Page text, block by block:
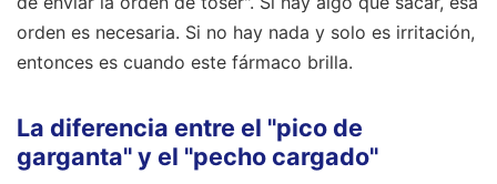
orden es necesaria. Si no hay nada y solo es irritación,
entonces es cuando este fármaco brilla.
La diferencia entre el "pico de
garganta" y el "pecho cargado"